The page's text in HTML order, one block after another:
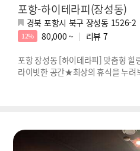
포항-하이테라피(장성동)
경북 포항시 북구 장성동 1526-2
12% 80,000 ~ 리뷰 7
포항 장성동 [하이테라피] 맞춤형
라이빗한 공간★최상의 휴식을 누려